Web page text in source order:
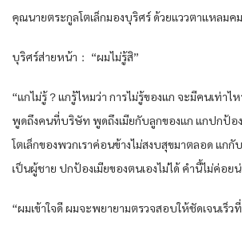
คุณนายตระกูลโตเล็กมองบุริศร์ ด้วยแววตาแหลมค
บุริศร์ส่ายหน้า： “ผมไม่รู้สิ”
“แกไม่รู้？แกรู้ไหมว่า การไม่รู้ของแก จะมีคนเท่าไ
พูดถึงคนที่บริษัท พูดถึงเมียกับลูกของแก แกปกป้อ
โตเล็กของพวกเราค่อนข้างไม่สงบสุขมาตลอด แกกั
เป็นผู้ชาย ปกป้องเมียของตนเองไม่ได้ คำนี้ไม่ค่อย
“ผมเข้าใจดี ผมจะพยายามตรวจสอบให้ชัดเจนเร็ว